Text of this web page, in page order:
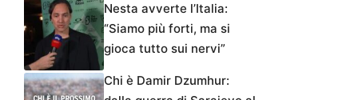
Nesta avverte l’Italia:
“Siamo più forti, ma si
gioca tutto sui nervi”
Chi è Damir Dzumhur: